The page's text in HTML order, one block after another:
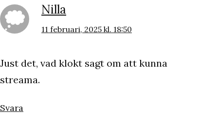
Nilla
11 februari, 2025 kl. 18:50
Just det, vad klokt sagt om att kunna
streama.
Svara